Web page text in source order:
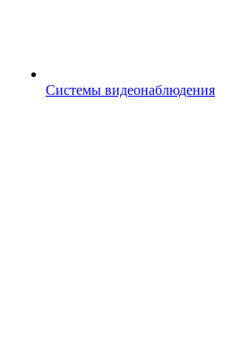
Системы видеонаблюдения